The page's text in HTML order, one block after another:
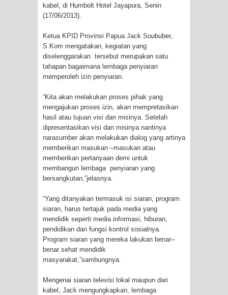
Profil Lengkap Papua Barat, Bumi
Cenderawasih di Ujung Barat Papua
Profil Lengkap Provinsi Papua, Bumi
Cenderawasih di Ujung Timur
Indonesia
Profil Lengkap Aceh, Provinsi
Istimewa di Ujung Sumatera
Lima Rumah Pribadi Terbakar Di
Hamadi Jayapura Selatan
Gempa M3,3 Guncang Nabire, BMKG
Imbau Waspada Susulan
Mama-Mama Pasar Lama Sentani
Menghambur ke Tengah Jalan
kabel, di Humbolt Hotel Jayapura, Senin
(17/06/2013).
Ketua KPID Provinsi Papua Jack Soububer,
S.Kom mengatakan, kegiatan yang
diselenggarakan tersebut merupakan satu
tahapan bagaimana lembaga penyiaran
memperoleh izin penyiaran.
“Kita akan melakukan proses pihak yang
mengajukan proses izin, akan mempretasikan
hasil atau tujuan visi dan misinya. Setelah
dipresentasikan visi dan misinya nantinya
narasumber akan melakukan dialog yang artinya
memberikan masukan –masukan atau
memberikan pertanyaan demi untuk
membangun lembaga penyiaran yang
bersangkutan,”jelasnya.
“Yang ditanyakan termasuk isi siaran, program
siaran, harus tertajuk pada media yang
mendidik seperti media informasi, hiburan,
pendidikan dan fungsi kontrol sosialnya.
Program siaran yang mereka lakukan benar–
benar sehat mendidik
masyarakat,”sambungnya.
Mengenai siaran televisi lokal maupun dari
kabel, Jack mengungkapkan, lembaga